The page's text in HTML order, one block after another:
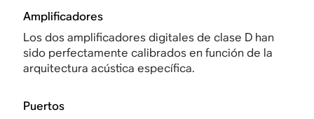
Amplificadores
Los dos amplificadores digitales de clase D han
sido perfectamente calibrados en función de la
arquitectura acústica específica.
Puertos